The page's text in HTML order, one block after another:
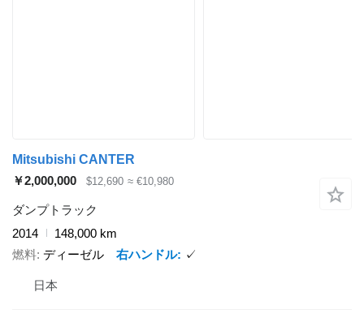
Mitsubishi CANTER
￥2,000,000
$12,690 ≈ €10,980
ダンプトラック
2014
148,000 km
燃料 ディーゼル 右ハンドル ✓
日本